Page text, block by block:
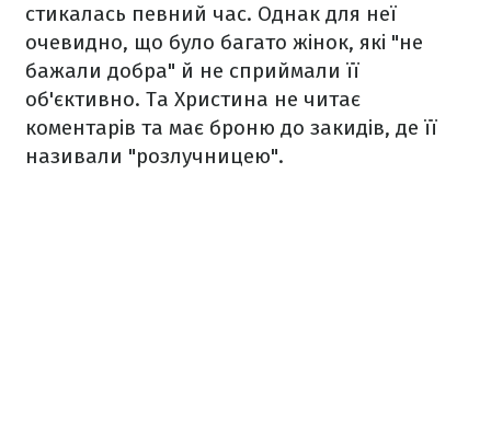
стикалась певний час. Однак для неї
очевидно, що було багато жінок, які "не
бажали добра" й не сприймали її
об'єктивно. Та Христина не читає
коментарів та має броню до закидів, де її
називали "розлучницею".